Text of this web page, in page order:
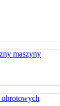
maszyny